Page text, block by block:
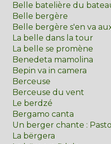
Belle batelière du
Belle bergère
Belle bergère s'en va
La belle dans la tour
La belle se promène
Benedeta mamolina
Bepin va in camera
Berceuse
Berceuse du vent
Le berdzé
Bergamo canta
Un berger chante :
La bërgera